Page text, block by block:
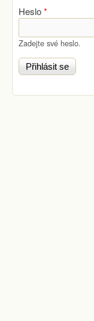
Heslo*
Zadejte své heslo.